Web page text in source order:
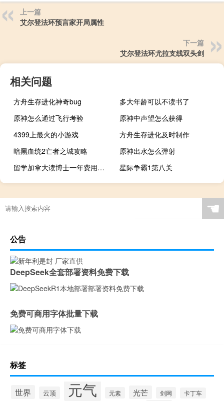
上一篇
艾尔登法环预言家开局属性
下一篇
艾尔登法环尤拉支线双头剑
相关问题
方舟生存进化神奇bug
多大年龄可以不读书了
原神怎么通过飞行考验
原神中声望怎么获得
4399上最火的小游戏
方舟生存进化及时制作
暗黑血统2亡者之城攻略
原神出水怎么弹射
留学加拿大读博士一年费用是多少
星际争霸1第八关
☚
公告
DeepSeek全套部署资料免费下载
免费可商用字体批量下载
标签
世界 云顶 元气 元素 光芒 剑网 卡丁车